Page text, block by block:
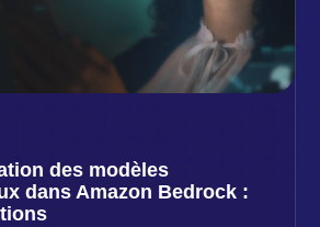
des modèles
dans Amazon Bedrock :